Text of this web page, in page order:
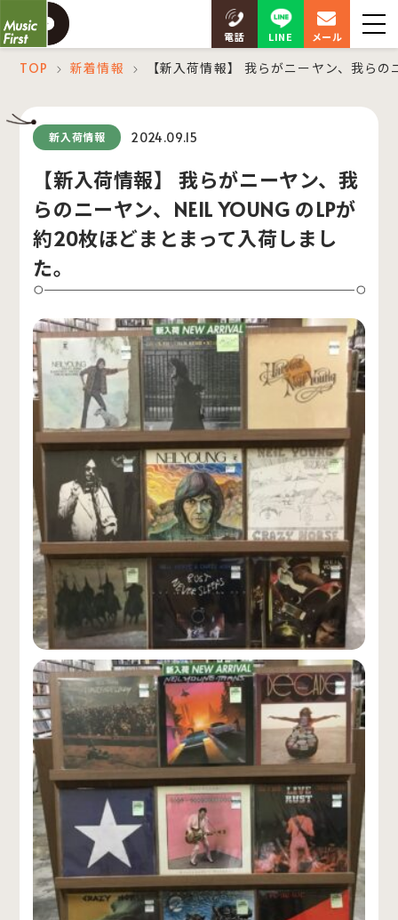
電話 LINE メール
TOP ＞ 新着情報 ＞ 【新入荷情報】 我らがニーヤン、我ら
新入荷情報 2024.09.15
【新入荷情報】 我らがニーヤン、我
らのニーヤン、NEIL YOUNG のLPが
約20枚ほどまとまって入荷しまし
た。